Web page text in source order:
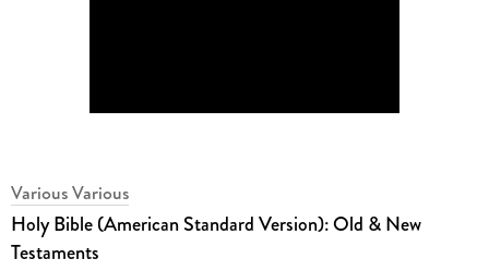
Various Various
Holy Bible (American Standard Version): Old & New
Testaments